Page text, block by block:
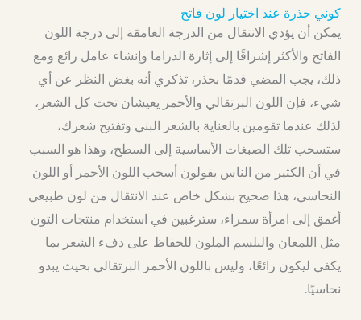
كوني حذرة عند اختيار لون فاتح
يمكن أن يؤدي الانتقال من الدرجة الغامقة إلى درجة اللون
الفاتح والأكثر إشراقًا إلى إثارة الدراما وإنشاء عامل رائع ومع
ذلك، يجب المضي قدمًا بحذر، تذكري أنه بغض النظر عن أي
شيء، فإن اللون البرتقالي والأحمر يعيشان تحت كل الشعر،
لذلك عندما تقومين بالعناية بالشعر البني وتفتيح شعرك،
ستسحب تلك الصبغات الأساسية إلى السطح، وهذا هو السبب
في أن الكثير من الناس يقولون أسحب اللون الأحمر أو اللون
النحاسي، هذا صحيح بشكل خاص عند الانتقال من لون طبيعي
أغمق إلى امرأة سمراء، سترغبين في استخدام منتجات التون
مثل اللمعان والبلسم الملون للحفاظ على دفء الشعر بما
يكفي ليكون رائعًا، وليس باللون الأحمر البرتقالي بحيث يبدو
نحاسيًا.